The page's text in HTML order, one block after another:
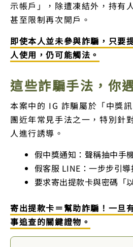
示帳戶」，除遭凍結外，持有
甚至限制再次開戶。
即使本人並未參與詐騙，只要
人使用，仍可能觸法。
這些詐騙手法，你
本案中的 IG 詐騙屬於「中獎
團近年常見手法之一，特別針
人進行誘導。
假中獎通知：聲稱抽中手
假客服 LINE：一步步引導
要求寄出提款卡與密碼「
寄出提款卡＝幫助詐騙！一旦
事追查的關鍵證物。